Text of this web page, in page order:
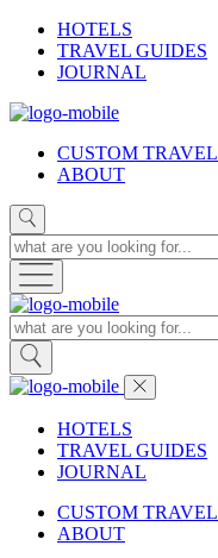
HOTELS
TRAVEL GUIDES
JOURNAL
CUSTOM TRAVEL
ABOUT
HOTELS
TRAVEL GUIDES
JOURNAL
CUSTOM TRAVEL
ABOUT